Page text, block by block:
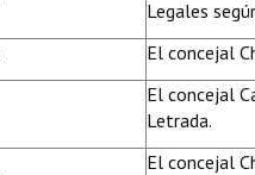
Legales
El concejal
El concejal
Letrada.
El concejal